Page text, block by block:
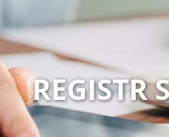
REGISTR